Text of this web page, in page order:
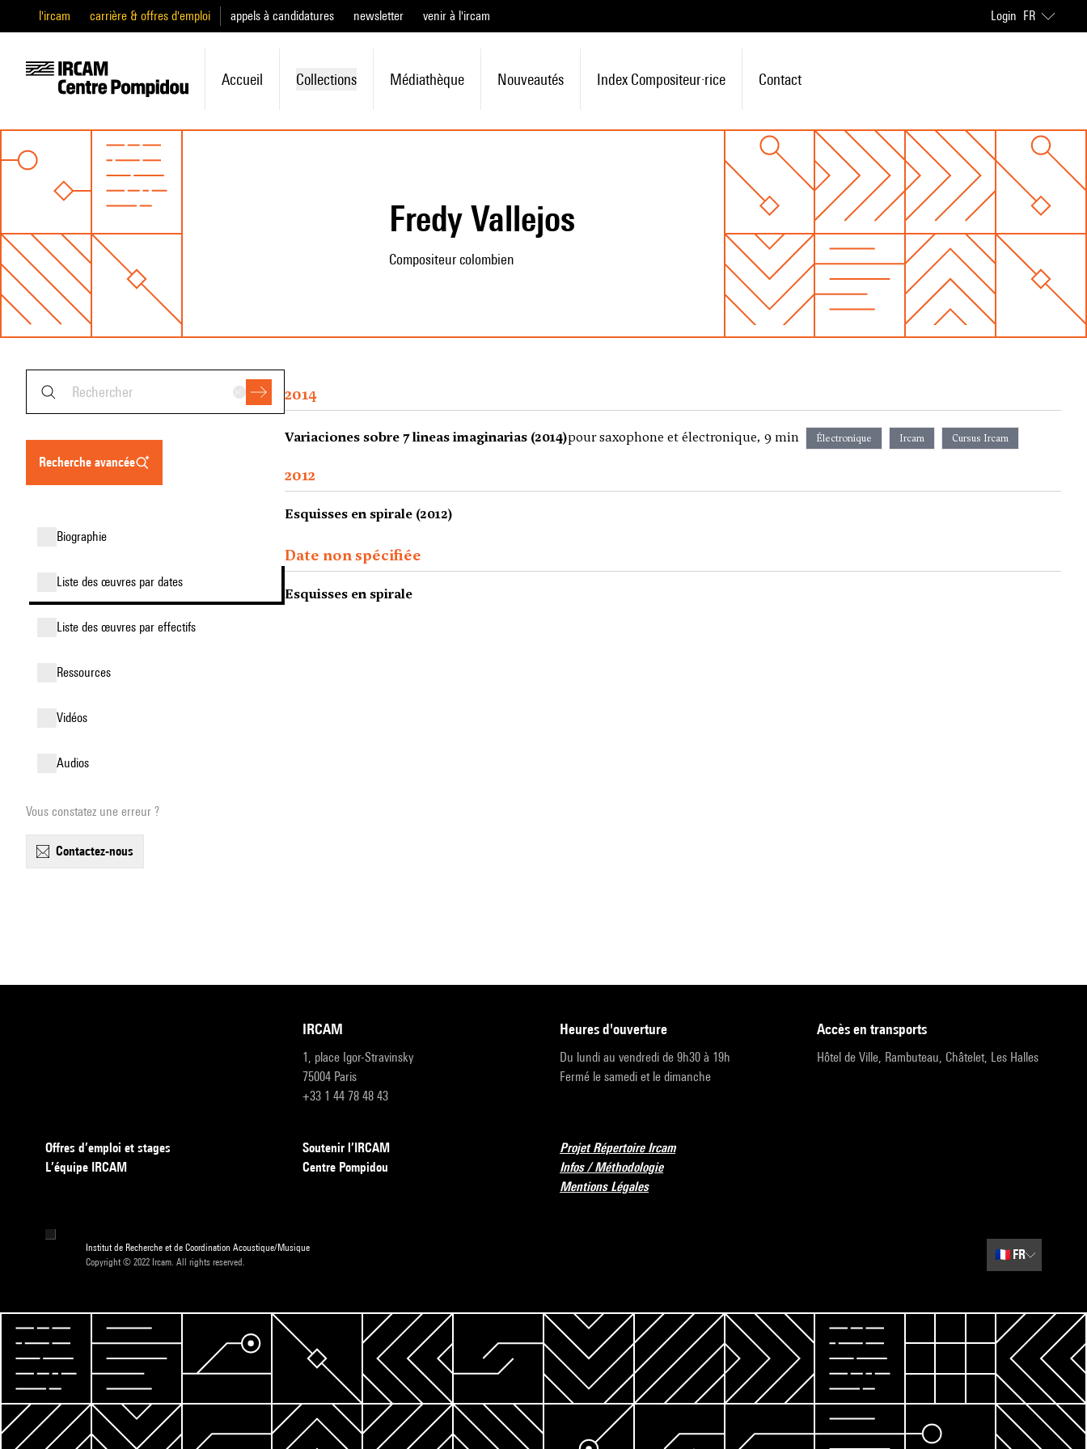
l'ircam carrière & offres d'emploi appels à candidatures newsletter venir à l'ircam Login FR
Accueil Collections Médiathèque Nouveautés Index Compositeur·rice Contact
Fredy Vallejos
Compositeur colombien
recherche avancée
biographie
liste des œuvres par dates
liste des œuvres par effectifs
ressources
vidéos
audios
Vous constatez une erreur ?
contactez-nous
2014
Variaciones sobre 7 lineas imaginarias (2014)pour saxophone et électronique, 9 min Électronique Ircam Cursus Ircam
2012
Esquisses en spirale (2012)
Date non spécifiée
Esquisses en spirale
IRCAM
1, place Igor-Stravinsky
75004 Paris
+33 1 44 78 48 43
heures d'ouverture
Du lundi au vendredi de 9h30 à 19h
Fermé le samedi et le dimanche
accès en transports
Hôtel de Ville, Rambuteau, Châtelet, Les Halles
Offres d’emploi et stages
L’équipe IRCAM
Soutenir l’IRCAM
Centre Pompidou
Projet Répertoire Ircam
Infos / Méthodologie
Mentions Légales
Institut de Recherche et de Coordination Acoustique/Musique
Copyright © 2022 Ircam. All rights reserved.
🇫🇷 FR